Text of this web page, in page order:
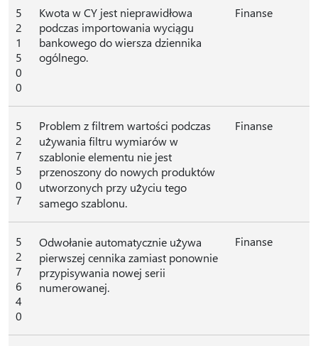
5
2
1
5
0
0
Kwota w CY jest nieprawidłowa
podczas importowania wyciągu
bankowego do wiersza dziennika
ogólnego.
Finanse
5
2
7
5
0
7
Problem z filtrem wartości podczas
używania filtru wymiarów w
szablonie elementu nie jest
przenoszony do nowych produktów
utworzonych przy użyciu tego
samego szablonu.
Finanse
5
2
7
6
4
0
Odwołanie automatycznie używa
pierwszej cennika zamiast ponownie
przypisywania nowej serii
numerowanej.
Finanse